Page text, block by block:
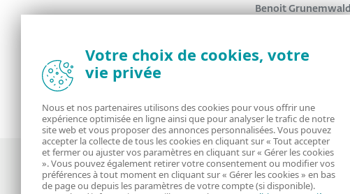
Benoit Grunemwald
Votre choix de cookies, votre
vie privée
Nous et nos partenaires utilisons des cookies pour vous offrir une
expérience optimisée en ligne ainsi que pour analyser le trafic de notre
site web et vous proposer des annonces personnalisées. Vous pouvez
accepter la collecte de tous les cookies en cliquant sur « Tout accepter
et fermer ou ajuster vos paramètres en cliquant sur « Gérer les cookies
». Vous pouvez également retirer votre consentement ou modifier vos
préférences à tout moment en cliquant sur « Gérer les cookies » en bas
de page ou depuis les paramètres de votre compte (si disponible).